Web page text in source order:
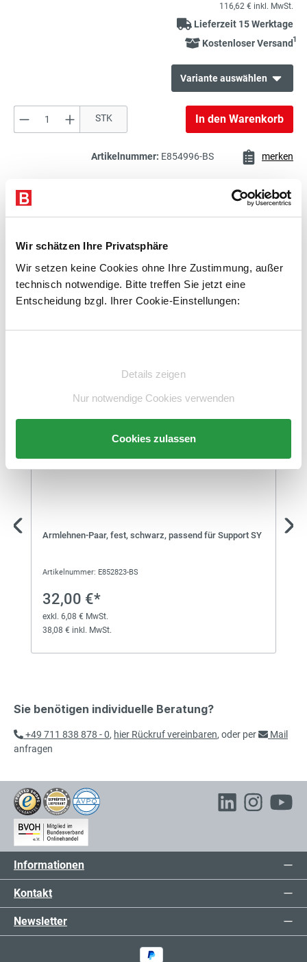
Wir schätzen Ihre Privatsphäre
Wir setzen keine Cookies ohne Ihre Zustimmung, außer
technisch notwendige. Bitte treffen Sie jetzt eine
Entscheidung bzgl. Ihrer Cookie-Einstellungen:
Details zeigen
Nur notwendige Cookies verwenden
Cookies zulassen
116,62 € inkl. MwSt.
Lieferzeit 15 Werktage
Kostenloser Versand1
Variante auswählen
32,00 €*
38,08 € inkl. MwSt.
Topstar 6991 Rollenset
15,00 €*
exkl. 2,85 € MwSt.
TOPSTAR 7096 Armlehnen U2
höhenverstellbar zu Express 06-04 /
44,00 €*
exkl. 8,36 € MwSt.
Produkt Anzahl: Gib den gewünschten
STK In den Warenkorb
Artikelnummer: E854996-BS merken
Beschreibung
Beratung
Armlehnen-Paar, fest, schwarz, passend für Support SY
Artikelnummer: E852823-BS
32,00 €*
exkl. 6,08 € MwSt.
38,08 € inkl. MwSt.
Sie benötigen individuelle Beratung?
+49 711 838 878 - 0, hier Rückruf vereinbaren, oder per
Mail
anfragen
Informationen
Kontakt
Newsletter